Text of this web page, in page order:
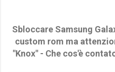
Sbloccare Samsung
custom rom ma
"Knox" - Che cos'è